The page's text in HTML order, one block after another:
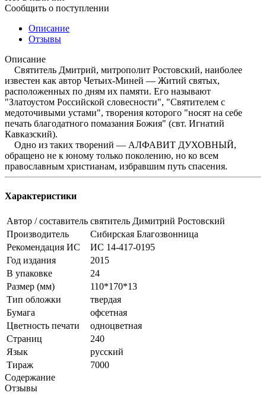
Сообщить о поступлении
Описание
Отзывы
Описание
Святитель Дмитрий, митрополит Ростовский, наиболее
известен как автор Четьих-Миней — Житий святых,
расположенных по дням их памяти. Его называют
"Златоустом Российской словесности", "Святителем с
медоточивыми устами", творения которого "носят на себе
печать благодатного помазания Божия" (свт. Игнатий
Кавказский).
Одно из таких творений — АЛФАВИТ ДУХОВНЫЙ,
обращено не к юному только поколению, но ко всем
православным христианам, избравшим путь спасения.
Характеристики
Автор / составитель святитель Димитрий Ростовский
Производитель
Сибирская Благозвонница
Рекомендация ИС
ИС 14-417-0195
Год издания
2015
В упаковке
24
Размер (мм)
110*170*13
Тип обложки
твердая
Бумага
офсетная
Цветность печати
одноцветная
Страниц
240
Язык
русский
Тираж
7000
Содержание
Отзывы